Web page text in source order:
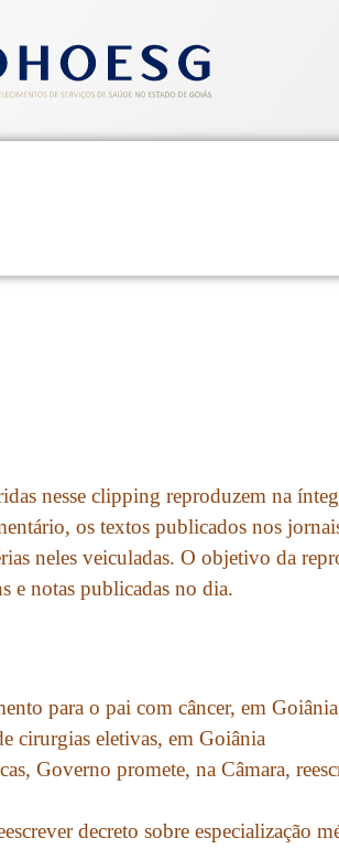
nesse clipping reproduzem na
os textos publicados nos
neles veiculadas. O objetivo da
e notas publicadas no dia.
para o pai com câncer, em Goiânia
cirurgias eletivas, em Goiânia
Governo promete, na Câmara,
decreto sobre especialização